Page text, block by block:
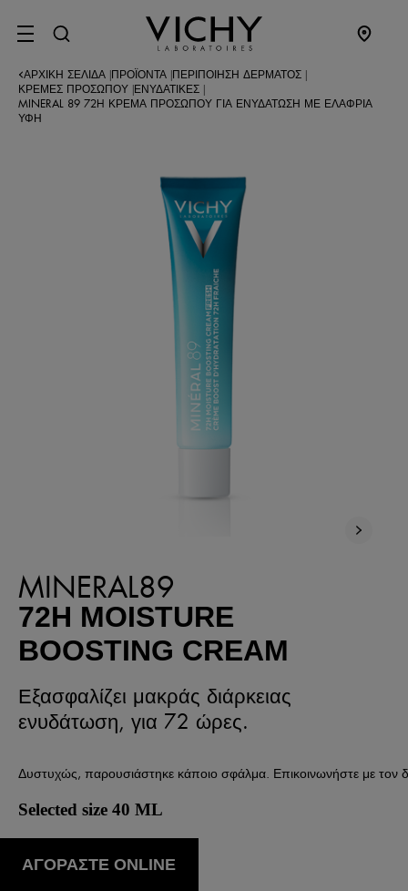
SITE MENU
ΑΡΧΙΚΉ ΣΕΛΊΔΑ ΠΡΟΪΌΝΤΑ ΠΕΡΙΠΟΊΗΣΗ ΔΈΡΜΑΤΟΣ
ΚΡΕΜΕΣ ΠΡΟΣΩΠΟΥ ΕΝΥΔΑΤΙΚΈΣ
MINERAL 89 72H ΚΡΈΜΑ ΠΡΟΣΏΠΟΥ ΓΙΑ ΕΝΥΔΆΤΩΣΗ ΜΕ ΕΛΑΦΡΙΆ
ΥΦΉ
MINERAL89
72H MOISTURE
BOOSTING CREAM
Εξασφαλίζει μακράς διάρκειας
ενυδάτωση, για 72 ώρες.
Δυστυχώς, παρουσιάστηκε κάποιο σφάλμα. Επικοινωνήστε με τον
Selected size 40 ML
ΑΓΟΡΑΣΤΕ ONLINE